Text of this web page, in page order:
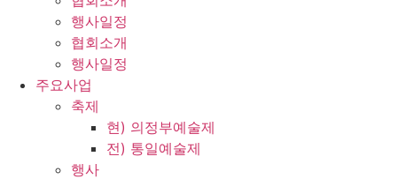
행사일정
협회소개
행사일정
주요사업
축제
현) 의정부예술제
전) 통일예술제
행사